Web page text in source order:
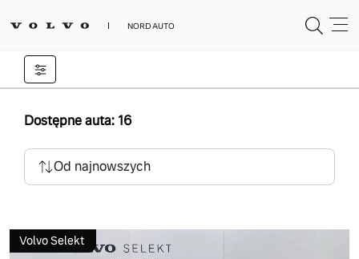
NORD AUTO
Dostępne auta: 16
Od najnowszych
Volvo Selekt